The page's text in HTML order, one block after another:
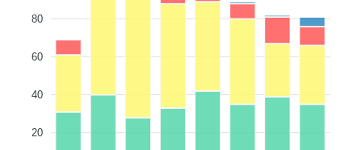
80
60
40
20